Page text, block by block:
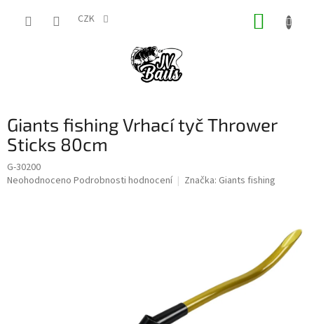
CZK
Giants fishing Vrhací tyč Thrower
Sticks 80cm
G-30200
Průměrné
Neohodnoceno Podrobnosti hodnocení Značka: Giants fishing